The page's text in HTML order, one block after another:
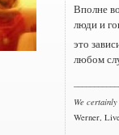
Вполне
люди и
это
любом
We
Werner,